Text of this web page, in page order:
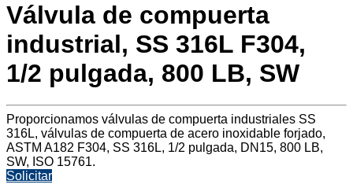
Válvula de compuerta
industrial, SS 316L F304,
1/2 pulgada, 800 LB, SW
Proporcionamos válvulas de compuerta industriales SS
316L, válvulas de compuerta de acero inoxidable forjado,
ASTM A182 F304, SS 316L, 1/2 pulgada, DN15, 800 LB,
SW, ISO 15761.
Solicitar